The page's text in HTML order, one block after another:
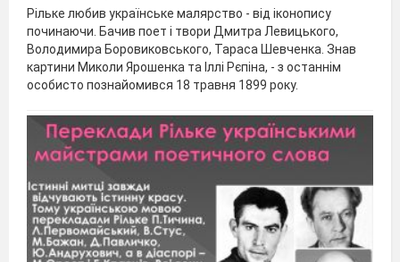
Рільке любив українське малярство - від іконопису
починаючи. Бачив поет і твори Дмитра Левицького,
Володимира Боровиковського, Тараса Шевченка. Знав
картини Миколи Ярошенка та Іллі Рєпіна, - з останнім
особисто познайомився 18 травня 1899 року.